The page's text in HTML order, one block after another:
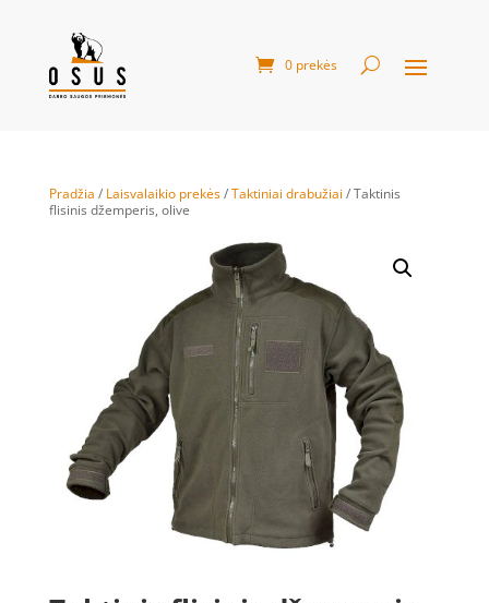
0 prekės
Pradžia / Laisvalaikio prekės/Taktiniai drabužiai / Taktinis
flisinis džemperis, olive